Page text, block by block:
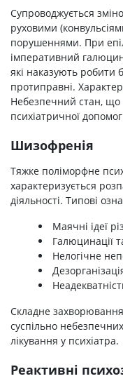
Супроводжується
руховими
порушеннями. При
імперативний
які наказують робити
протиправні.
Небезпечний стан, що
психіатричної
Шизофренія
Тяжке поліморфне
характеризується
діяльності. Типові
Маячні ідеї
Галюцинації
Нелогічне
Складне
суспільно
лікування у психіатра.
Реактивні